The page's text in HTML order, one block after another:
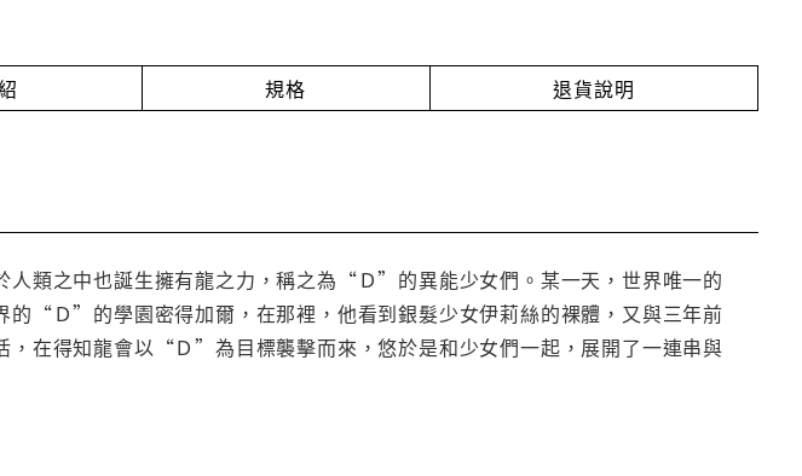
規格 退貨說明
人類之中也誕生擁有龍之力，稱之為“Ｄ”的異能少女們。某一天，世界唯一的
“Ｄ”的學園密得加爾，在那裡，他看到銀髮少女伊莉絲的裸體，又與三年前
，在得知龍會以“Ｄ”為目標襲擊而來，悠於是和少女們一起，展開了一連串與